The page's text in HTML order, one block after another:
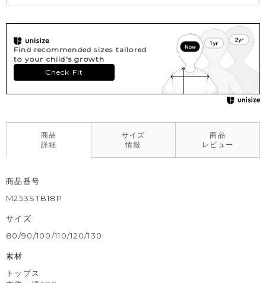
Find recommended sizes tailored
to your child's growth
Check Fit
商品
詳細
サイズ
情報
商品
レビュー
商品番号
M253STB18P
サイズ
80/90/100/110/120/130
素材
トップス